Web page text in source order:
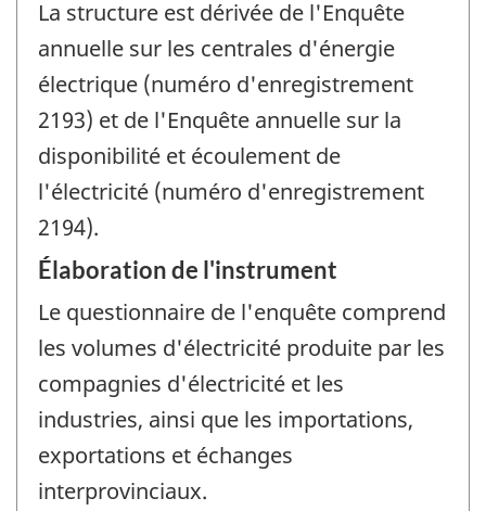
La structure est dérivée de l'Enquête
annuelle sur les centrales d'énergie
électrique (numéro d'enregistrement
2193) et de l'Enquête annuelle sur la
disponibilité et écoulement de
l'électricité (numéro d'enregistrement
2194).
Élaboration de l'instrument
Le questionnaire de l'enquête comprend
les volumes d'électricité produite par les
compagnies d'électricité et les
industries, ainsi que les importations,
exportations et échanges
interprovinciaux.